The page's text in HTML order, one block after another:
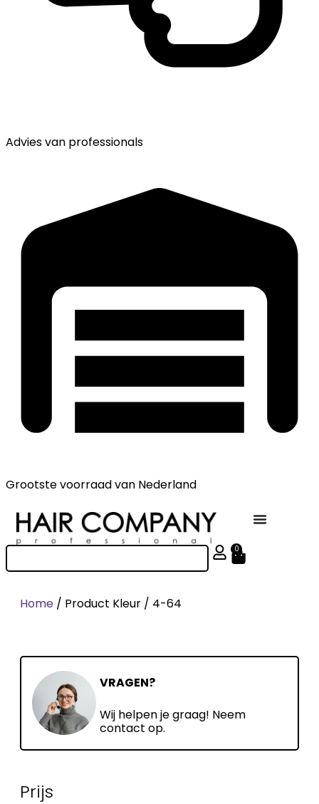
Advies van professionals
Grootste voorraadvan Nederland
0
Home / Product Kleur / 4-64
VRAGEN?
Wij helpen je graag! Neem
contact op.
Prijs